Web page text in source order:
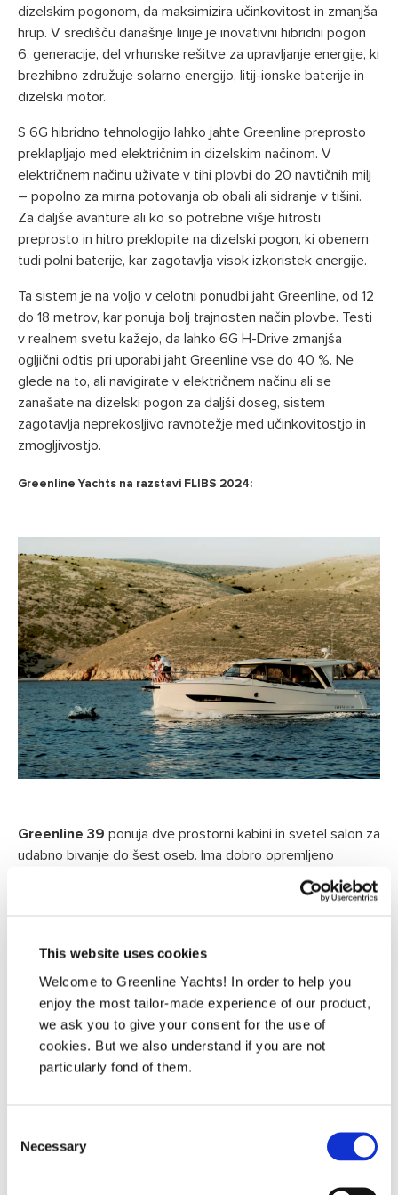
This website uses cookies
Welcome to Greenline Yachts! In order to help you
enjoy the most tailor-made experience of our product,
we ask you to give your consent for the use of
cookies. But we also understand if you are not
particularly fond of them.
Selection
Necessary
dizelskim pogonom, da maksimizira učinkovitost in zmanjša
hrup. V središču današnje linije je inovativni hibridni pogon
6. generacije, del vrhunske rešitve za upravljanje energije, ki
brezhibno združuje solarno energijo, litij-ionske baterije in
dizelski motor.
S 6G hibridno tehnologijo lahko jahte Greenline preprosto
preklapljajo med električnim in dizelskim načinom. V
električnem načinu uživate v tihi plovbi do 20 navtičnih milj
– popolno za mirna potovanja ob obali ali sidranje v tišini.
Za daljše avanture ali ko so potrebne višje hitrosti
preprosto in hitro preklopite na dizelski pogon, ki obenem
tudi polni baterije, kar zagotavlja visok izkoristek energije.
Ta sistem je na voljo v celotni ponudbi jaht Greenline, od 12
do 18 metrov, kar ponuja bolj trajnosten način plovbe. Testi
v realnem svetu kažejo, da lahko 6G H-Drive zmanjša
ogljični odtis pri uporabi jaht Greenline vse do 40 %. Ne
glede na to, ali navigirate v električnem načinu ali se
zanašate na dizelski pogon za daljši doseg, sistem
zagotavlja neprekosljivo ravnotežje med učinkovitostjo in
zmogljivostjo.
Greenline Yachts na razstavi FLIBS 2024:
Greenline 39 ponuja dve prostorni kabini in svetel salon za
udabno bivanje do šest oseb. Ima dobro opremljeno
kopalnico in dobro opremljeno kuhinjo, kar nudi tako udobje
kot funkcionalnost za daljše izlete. Standardni solarni paneli